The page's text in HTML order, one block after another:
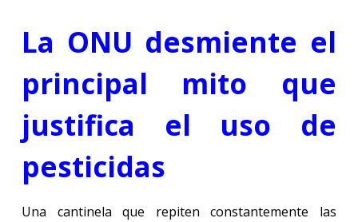
La ONU desmiente el
principal mito que
justifica el uso de
pesticidas
Una cantinela que repiten constantemente las